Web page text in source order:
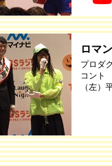
ロマ
プロダ
コント
（左